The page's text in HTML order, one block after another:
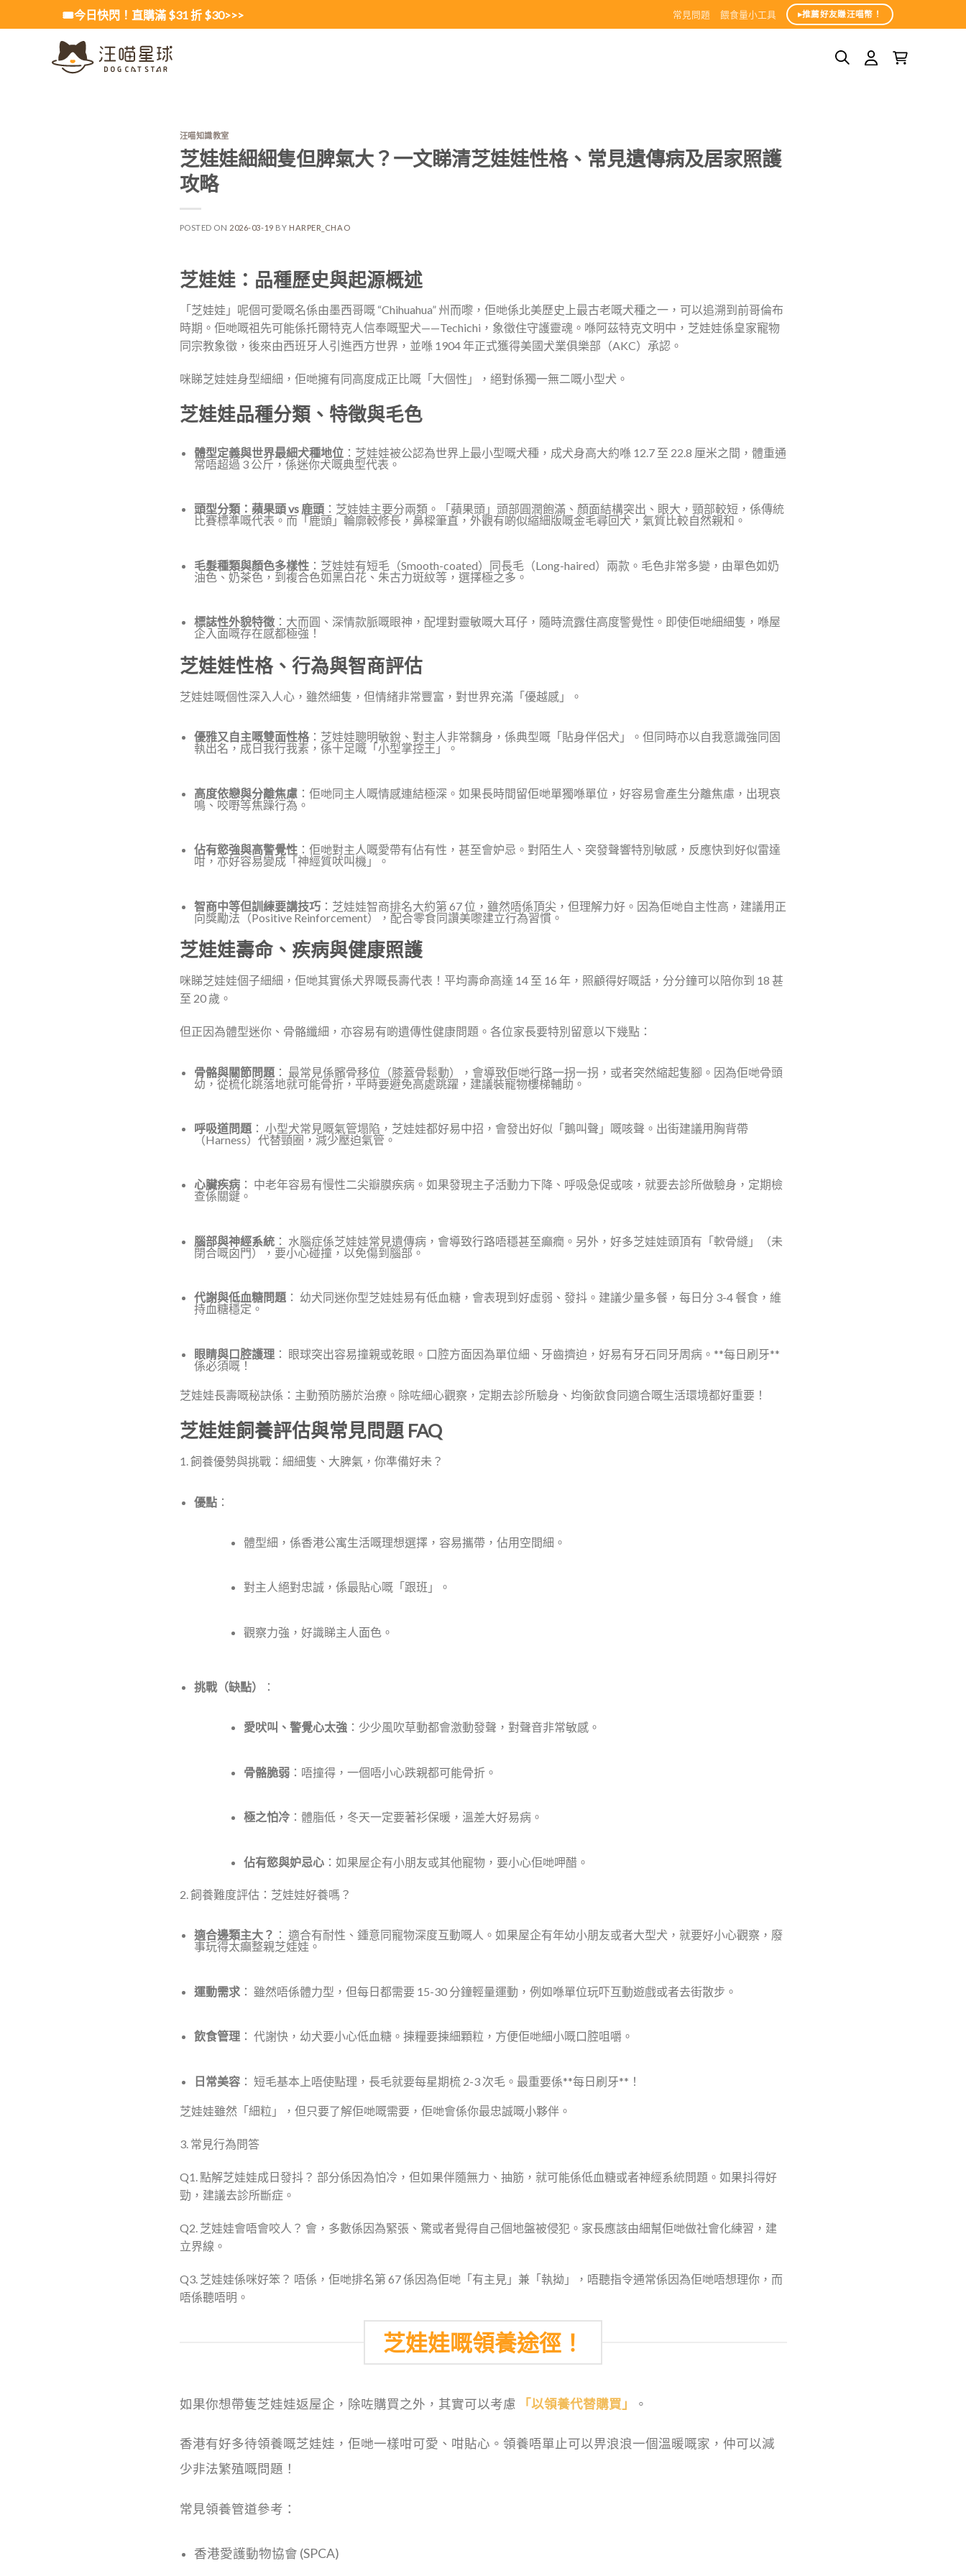
to
🎟️今日快閃！直購滿 $31 折 $30>>> 常見問題 餵食量小工具 ▸推薦好友賺汪喵幣！
汪喵知識教室
芝娃娃細細隻但脾氣大？一文睇清芝娃娃性格、常見遺傳病及居家照護
攻略
POSTED ON 2026-03-19 BY HARPER_CHAO
芝娃娃：品種歷史與起源概述
「芝娃娃」呢個可愛嘅名係由墨西哥嘅 “Chihuahua” 州而嚟，佢哋係北美歷史上最古老嘅犬種之一，可以追溯到前哥倫布
時期。佢哋嘅祖先可能係托爾特克人信奉嘅聖犬——Techichi，象徵住守護靈魂。喺阿茲特克文明中，芝娃娃係皇家寵物
同宗教象徵，後來由西班牙人引進西方世界，並喺 1904 年正式獲得美國犬業俱樂部（AKC）承認。
咪睇芝娃娃身型細細，佢哋擁有同高度成正比嘅「大個性」，絕對係獨一無二嘅小型犬。
芝娃娃品種分類、特徵與毛色
體型定義與世界最細犬種地位 ：芝娃娃被公認為世界上最小型嘅犬種，成犬身高大約喺 12.7 至 22.8 厘米之間，體重通
常唔超過 3 公斤，係迷你犬嘅典型代表。
頭型分類：蘋果頭 vs 鹿頭 ：芝娃娃主要分兩類。「蘋果頭」頭部圓潤飽滿、顏面結構突出、眼大，頸部較短，係傳統
比賽標準嘅代表。而「鹿頭」輪廓較修長，鼻樑筆直，外觀有啲似縮細版嘅金毛尋回犬，氣質比較自然親和。
毛髮種類與顏色多樣性 ：芝娃娃有短毛（Smooth-coated）同長毛（Long-haired）兩款。毛色非常多變，由單色如奶
油色、奶茶色，到複合色如黑白花、朱古力斑紋等，選擇極之多。
標誌性外貌特徵 ：大而圓、深情款脈嘅眼神，配埋對靈敏嘅大耳仔，隨時流露住高度警覺性。即使佢哋細細隻，喺屋
企入面嘅存在感都極強！
芝娃娃性格、行為與智商評估
芝娃娃嘅個性深入人心，雖然細隻，但情緒非常豐富，對世界充滿「優越感」。
優雅又自主嘅雙面性格 ：芝娃娃聰明敏銳、對主人非常黐身，係典型嘅「貼身伴侶犬」。但同時亦以自我意識強同固
執出名，成日我行我素，係十足嘅「小型掌控王」。
高度依戀與分離焦慮 ：佢哋同主人嘅情感連結極深。如果長時間留佢哋單獨喺單位，好容易會產生分離焦慮，出現哀
鳴、咬嘢等焦躁行為。
佔有慾強與高警覺性 ：佢哋對主人嘅愛帶有佔有性，甚至會妒忌。對陌生人、突發聲響特別敏感，反應快到好似雷達
咁，亦好容易變成「神經質吠叫機」。
智商中等但訓練要講技巧 ：芝娃娃智商排名大約第 67 位，雖然唔係頂尖，但理解力好。因為佢哋自主性高，建議用正
向獎勵法（Positive Reinforcement），配合零食同讚美嚟建立行為習慣。
芝娃娃壽命、疾病與健康照護
咪睇芝娃娃個子細細，佢哋其實係犬界嘅長壽代表！平均壽命高達 14 至 16 年，照顧得好嘅話，分分鐘可以陪你到 18 甚
至 20 歲。
但正因為體型迷你、骨骼纖細，亦容易有啲遺傳性健康問題。各位家長要特別留意以下幾點：
骨骼與關節問題 ： 最常見係髕骨移位（膝蓋骨鬆動），會導致佢哋行路一拐一拐，或者突然縮起隻腳。因為佢哋骨頭
幼，從梳化跳落地就可能骨折，平時要避免高處跳躍，建議裝寵物樓梯輔助。
呼吸道問題 ： 小型犬常見嘅氣管塌陷，芝娃娃都好易中招，會發出好似「鵝叫聲」嘅咳聲。出街建議用胸背帶
（Harness）代替頸圈，減少壓迫氣管。
心臟疾病 ： 中老年容易有慢性二尖瓣膜疾病。如果發現主子活動力下降、呼吸急促或咳，就要去診所做驗身，定期檢
查係關鍵。
腦部與神經系統 ： 水腦症係芝娃娃常見遺傳病，會導致行路唔穩甚至癲癇。另外，好多芝娃娃頭頂有「軟骨縫」（未
閉合嘅囟門），要小心碰撞，以免傷到腦部。
代謝與低血糖問題 ： 幼犬同迷你型芝娃娃易有低血糖，會表現到好虛弱、發抖。建議少量多餐，每日分 3-4 餐食，維
持血糖穩定。
眼睛與口腔護理 ： 眼球突出容易撞親或乾眼。口腔方面因為單位細、牙齒擠迫，好易有牙石同牙周病。**每日刷牙**
係必須嘅！
芝娃娃長壽嘅秘訣係：主動預防勝於治療。除咗細心觀察，定期去診所驗身、均衡飲食同適合嘅生活環境都好重要！
芝娃娃飼養評估與常見問題 FAQ
1. 飼養優勢與挑戰：細細隻、大脾氣，你準備好未？
優點 ：
體型細，係香港公寓生活嘅理想選擇，容易攜帶，佔用空間細。
對主人絕對忠誠，係最貼心嘅「跟班」。
觀察力強，好識睇主人面色。
挑戰（缺點） ：
愛吠叫、警覺心太強 ：少少風吹草動都會激動發聲，對聲音非常敏感。
骨骼脆弱 ：唔撞得，一個唔小心跌親都可能骨折。
極之怕冷 ：體脂低，冬天一定要著衫保暖，溫差大好易病。
佔有慾與妒忌心 ：如果屋企有小朋友或其他寵物，要小心佢哋呷醋。
2. 飼養難度評估：芝娃娃好養嗎？
適合邊類主大？ ： 適合有耐性、鍾意同寵物深度互動嘅人。如果屋企有年幼小朋友或者大型犬，就要好小心觀察，廢
事玩得太癲整親芝娃娃。
運動需求 ： 雖然唔係體力型，但每日都需要 15-30 分鐘輕量運動，例如喺單位玩吓互動遊戲或者去街散步。
飲食管理 ： 代謝快，幼犬要小心低血糖。揀糧要揀細顆粒，方便佢哋細小嘅口腔咀嚼。
日常美容 ： 短毛基本上唔使點理，長毛就要每星期梳 2-3 次毛。最重要係**每日刷牙**！
芝娃娃雖然「細粒」，但只要了解佢哋嘅需要，佢哋會係你最忠誠嘅小夥伴。
3. 常見行為問答
Q1. 點解芝娃娃成日發抖？ 部分係因為怕冷，但如果伴隨無力、抽筋，就可能係低血糖或者神經系統問題。如果抖得好
勁，建議去診所斷症。
Q2. 芝娃娃會唔會咬人？ 會，多數係因為緊張、驚或者覺得自己個地盤被侵犯。家長應該由細幫佢哋做社會化練習，建
立界線。
Q3. 芝娃娃係咪好笨？ 唔係，佢哋排名第 67 係因為佢哋「有主見」兼「執拗」，唔聽指令通常係因為佢哋唔想理你，而
唔係聽唔明。
芝娃娃嘅領養途徑！
如果你想帶隻芝娃娃返屋企，除咗購買之外，其實可以考慮 「以領養代替購買」 。
香港有好多待領養嘅芝娃娃，佢哋一樣咁可愛、咁貼心。領養唔單止可以畀浪浪一個溫暖嘅家，仲可以減
少非法繁殖嘅問題！
常見領養管道參考：
香港愛護動物協會 (SPCA)